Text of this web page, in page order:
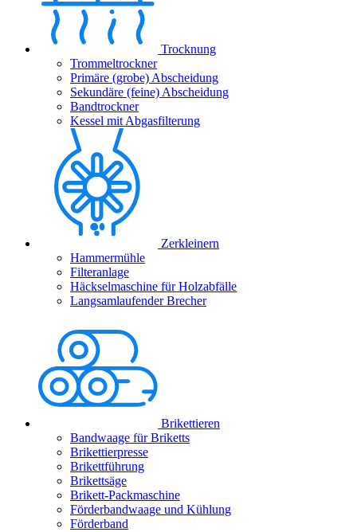
Trocknung
Trommeltrockner
Primäre (grobe) Abscheidung
Sekundäre (feine) Abscheidung
Bandtrockner
Kessel mit Abgasfilterung
Zerkleinern
Hammermühle
Filteranlage
Häckselmaschine für Holzabfälle
Langsamlaufender Brecher
Brikettieren
Bandwaage für Briketts
Brikettierpresse
Brikettführung
Brikettsäge
Brikett-Packmaschine
Förderbandwaage und Kühlung
Förderband